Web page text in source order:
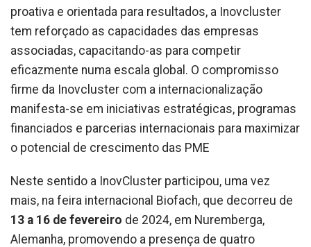
proativa e orientada para resultados, a Inovcluster
tem reforçado as capacidades das empresas
associadas, capacitando-as para competir
eficazmente numa escala global. O compromisso
firme da Inovcluster com a internacionalização
manifesta-se em iniciativas estratégicas, programas
financiados e parcerias internacionais para maximizar
o potencial de crescimento das PME
Neste sentido a InovCluster participou, uma vez
mais, na feira internacional Biofach, que decorreu de
13 a 16 de fevereiro de 2024, em Nuremberga,
Alemanha, promovendo a presença de quatro